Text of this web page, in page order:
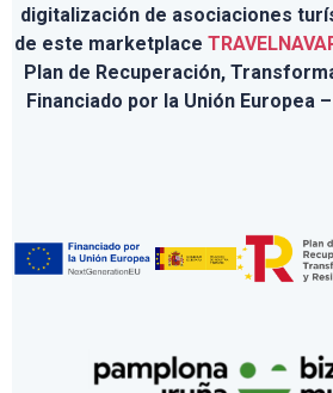
digitalización de asociaciones
de este marketplace
Plan de Recuperación,
Financiado por la Unión Europea